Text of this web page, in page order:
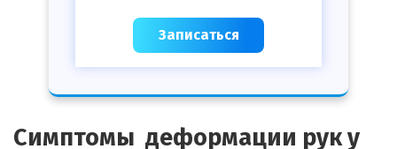
Записаться
Симптомы деформации рук у